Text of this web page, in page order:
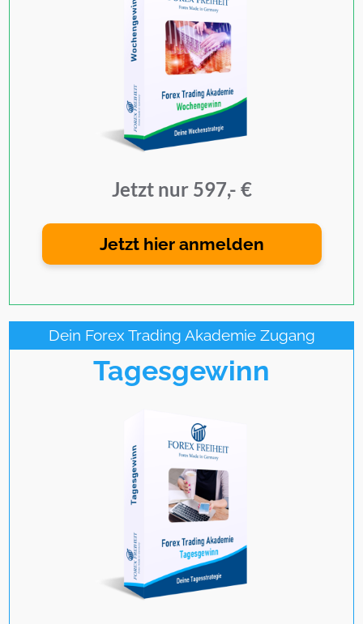
Jetzt nur 597,- €
Jetzt hier anmelden
Dein Forex Trading Akademie Zugang
Tagesgewinn